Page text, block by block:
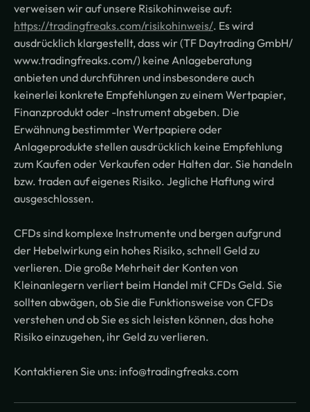
verweisen wir auf unsere Risikohinweise auf:
https://tradingfreaks.com/risikohinweis/. Es wird
ausdrücklich klargestellt, dass wir (TF Daytrading GmbH/
www.tradingfreaks.com/) keine Anlageberatung
anbieten und durchführen und insbesondere auch
keinerlei konkrete Empfehlungen zu einem Wertpapier,
Finanzprodukt oder -Instrument abgeben. Die
Erwähnung bestimmter Wertpapiere oder
Anlageprodukte stellen ausdrücklich keine Empfehlung
zum Kaufen oder Verkaufen oder Halten dar. Sie handeln
bzw. traden auf eigenes Risiko. Jegliche Haftung wird
ausgeschlossen.
CFDs sind komplexe Instrumente und bergen aufgrund
der Hebelwirkung ein hohes Risiko, schnell Geld zu
verlieren. Die große Mehrheit der Konten von
Kleinanlegern verliert beim Handel mit CFDs Geld. Sie
sollten abwägen, ob Sie die Funktionsweise von CFDs
verstehen und ob Sie es sich leisten können, das hohe
Risiko einzugehen, ihr Geld zu verlieren.
Kontaktieren Sie uns: info@tradingfreaks.com